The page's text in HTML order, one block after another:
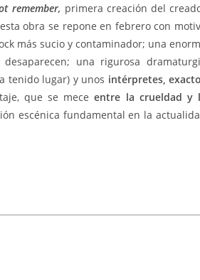
remember, primera creación del
obra se repone en febrero con
más sucio y contaminador; una
una rigurosa
tenido lugar) y unos intérpretes,
que se meceentre la crueldad y
escénica fundamental en la